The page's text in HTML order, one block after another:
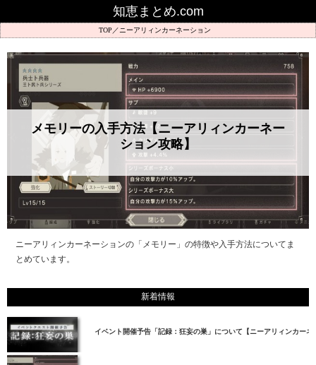
知恵まとめ.com
ニーアリィンカーネーション
メモリーの入手方法【ニーアリィンカーネー
ション攻略】
ニーアリィンカーネーションの「メモリー」の特徴や入手方法についてま
とめています。
新着情報
イベント開催予告「記録：狂妄の巣」について【ニーアリィンカーネ